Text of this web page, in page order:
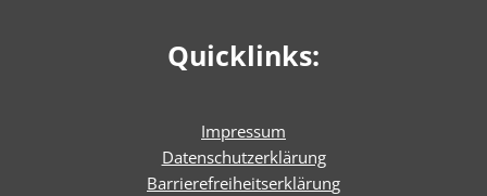
Quicklinks:
Impressum
Datenschutzerklärung
Barrierefreiheitserklärung